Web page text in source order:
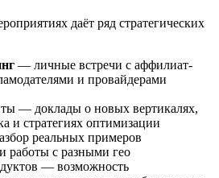
даёт ряд стратегических
— личные встречи с аффилиат-
и провайдерами
— доклады о новых вертикалях,
и стратегиях оптимизации
реальных примеров
работы с разными гео
— возможность